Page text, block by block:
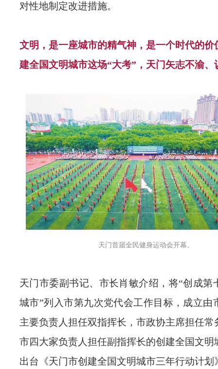
对性地制定改进措施。
文明，是一座城市的精气神，是一个时代的价
建全国文明城市这场“大考”，天门矢志不渝、
天门首届全民健身运动会开幕。
天门市委副书记、市长肖敏介绍，将“创成第
城市”列入市第九次党代会工作目标，成立由
主要负责人担任双指挥长，市政协主席担任常
市四大家负责人担任副指挥长的创建全国文明
出台《天门市创建全国文明城市三年行动计划